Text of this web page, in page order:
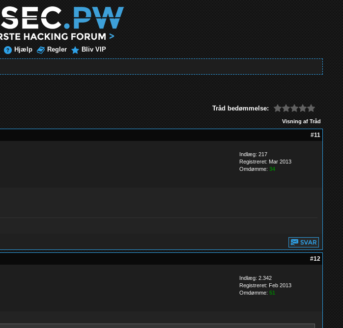
Hjælp Regler Bliv VIP
Tråd bedømmelse:
Visning af Tråd
#11
Indlæg: 217
Registreret: Mar 2013
Omdømme: 34
#12
Indlæg: 2.342
Registreret: Feb 2013
Omdømme: 51